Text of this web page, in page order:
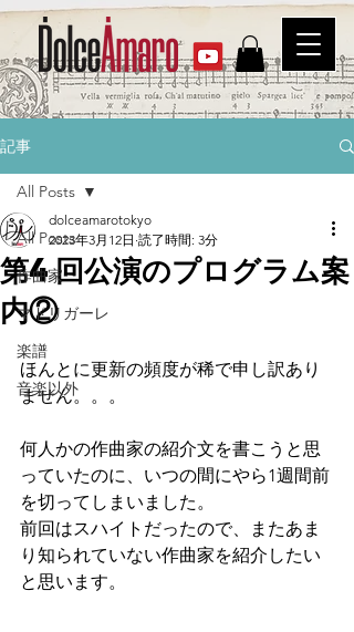
記事
All Posts
作曲家
マドリガーレ
楽譜
音楽以外
All Posts
第4回公演のプログラム案
内②
dolceamarotokyo
2023年3月12日 読了時間: 3分
ほんとに更新の頻度が稀で申し訳あり
ません。。。
何人かの作曲家の紹介文を書こうと思
っていたのに、いつの間にやら1週間前
を切ってしまいました。
前回はスハイトだったので、またあま
り知られていない作曲家を紹介したい
と思います。